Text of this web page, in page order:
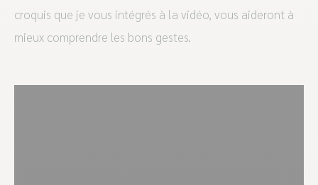
croquis que je vous intégrés à la vidéo, vous aideront à
mieux comprendre les bons gestes.